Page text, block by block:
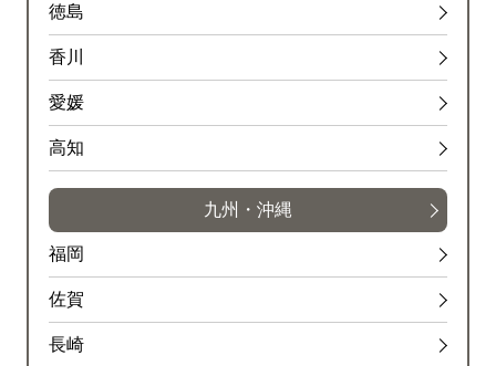
徳島
香川
愛媛
高知
九州・沖縄
福岡
佐賀
長崎